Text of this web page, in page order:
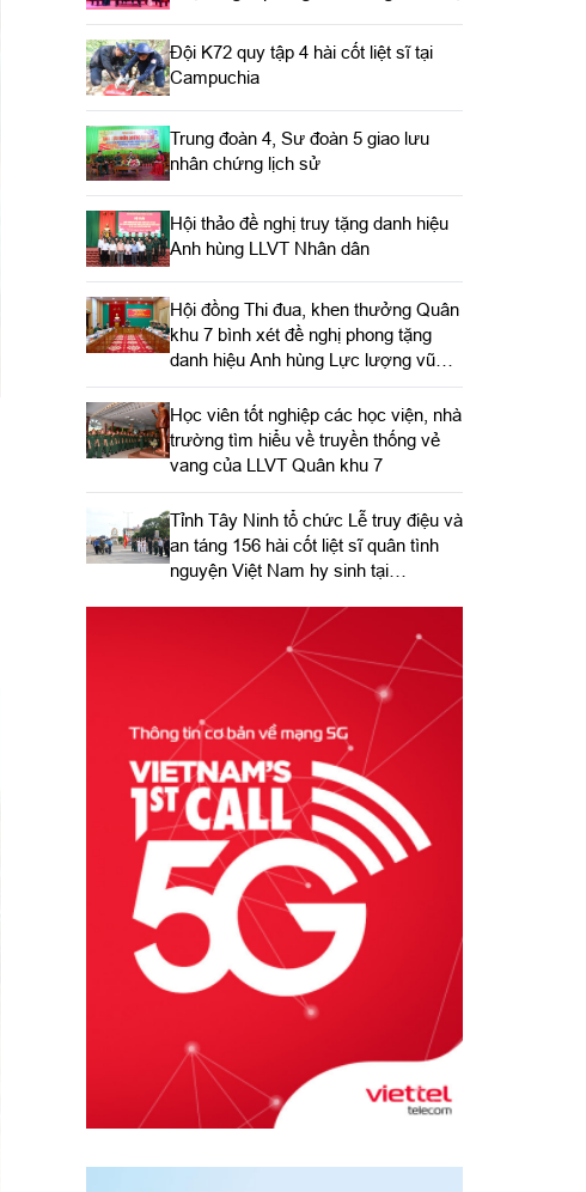
Đội K72 quy tập 4 hài cốt liệt sĩ tại
Campuchia
Trung đoàn 4, Sư đoàn 5 giao lưu
nhân chứng lịch sử
Hội thảo đề nghị truy tặng danh hiệu
Anh hùng LLVT Nhân dân
Hội đồng Thi đua, khen thưởng Quân
khu 7 bình xét đề nghị phong tặng
danh hiệu Anh hùng Lực lượng vũ
trang nhân dân
Học viên tốt nghiệp các học viện, nhà
trường tìm hiểu về truyền thống vẻ
vang của LLVT Quân khu 7
​Tỉnh Tây Ninh tổ chức Lễ truy điệu và
an táng 156 hài cốt liệt sĩ quân tình
nguyện Việt Nam hy sinh tại